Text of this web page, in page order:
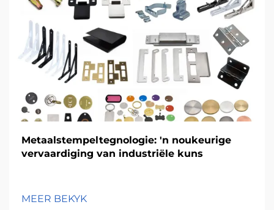
Metaalstempeltegnologie: 'n noukeurige
vervaardiging van industriële kuns
MEER BEKYK